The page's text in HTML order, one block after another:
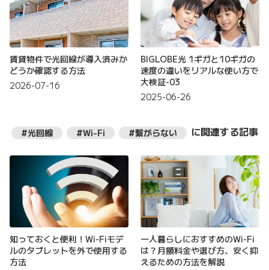
賃貸物件で光回線が導入済みか
どうか確認する方法
2026-07-16
BIGLOBE光 1ギガと10ギガの
速度の違いをリアルな使い方で
大検証-03
2025-06-26
#光回線 #Wi-Fi #繋がらない に関連する記事
知っておくと便利！Wi-Fiモデ
ルのタブレットを外で使用する
方法
一人暮らしにおすすめのWi-Fi
は？月額料金や選び方、安く抑
えるための方法を解説